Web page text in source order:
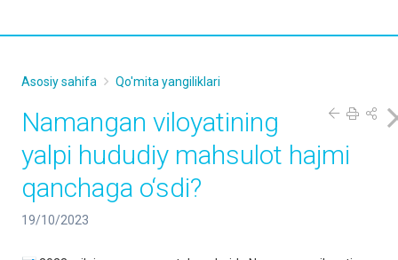
Asosiy sahifa Qo'mita yangiliklari
Namangan viloyatining
yalpi hududiy mahsulot hajmi
qanchaga o‘sdi?
19/10/2023